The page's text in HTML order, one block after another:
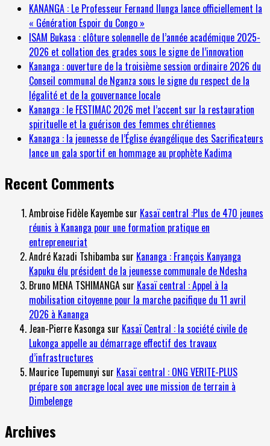
KANANGA : Le Professeur Fernand Ilunga lance officiellement la
« Génération Espoir du Congo »
ISAM Bukasa : clôture solennelle de l’année académique 2025-
2026 et collation des grades sous le signe de l’innovation
Kananga : ouverture de la troisième session ordinaire 2026 du
Conseil communal de Nganza sous le signe du respect de la
légalité et de la gouvernance locale
Kananga : le FESTIMAC 2026 met l’accent sur la restauration
spirituelle et la guérison des femmes chrétiennes
Kananga : la jeunesse de l’Église évangélique des Sacrificateurs
lance un gala sportif en hommage au prophète Kadima
Recent Comments
Ambroise Fidèle Kayembesur Kasaï central :Plus de 470 jeunes
réunis à Kananga pour une formation pratique en
entrepreneuriat
André Kazadi Tshibamba sur Kananga : François Kanyanga
Kapuku élu président de la jeunesse communale de Ndesha
Bruno MENA TSHIMANGAsur Kasaï central : Appel à la
mobilisation citoyenne pour la marche pacifique du 11 avril
2026 à Kananga
Jean-Pierre Kasonga sur Kasaï Central : la société civile de
Lukonga appelle au démarrage effectif des travaux
d’infrastructures
Maurice Tupemunyi sur Kasaï central : ONG VERITE-PLUS
prépare son ancrage local avec une mission de terrain à
Dimbelenge
Archives